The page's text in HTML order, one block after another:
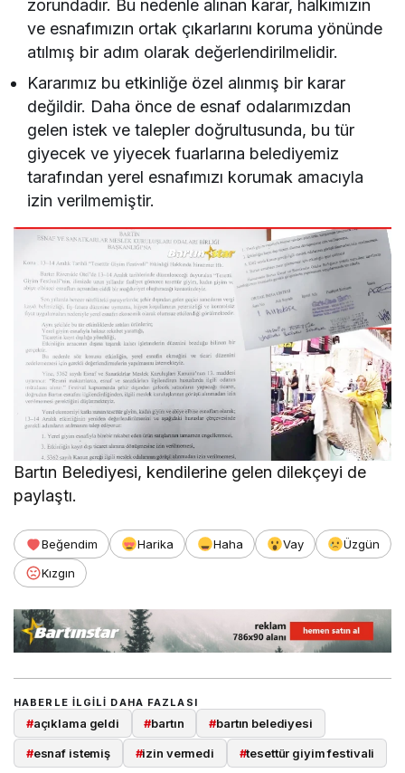
zorundadır. Bu nedenle alınan karar, halkımızın
ve esnafımızın ortak çıkarlarını koruma yönünde
atılmış bir adım olarak değerlendirilmelidir.
Kararımız bu etkinliğe özel alınmış bir karar
değildir. Daha önce de esnaf odalarımızdan
gelen istek ve talepler doğrultusunda, bu tür
giyecek ve yiyecek fuarlarına belediyemiz
tarafından yerel esnafımızı korumak amacıyla
izin verilmemiştir.
Bartın Belediyesi, kendilerine gelen dilekçeyi de
paylaştı.
Beğendim Harika Haha Vay
Üzgün
Kızgın
HABERLE ILGILI DAHA FAZLASI
#açıklama geldi #bartın #bartın belediyesi
#esnaf istemiş #izin vermedi #tesettür giyim festivali